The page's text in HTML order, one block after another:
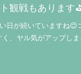
観戦もあります
日が続いていますね😊
、ヤル気がアップしま